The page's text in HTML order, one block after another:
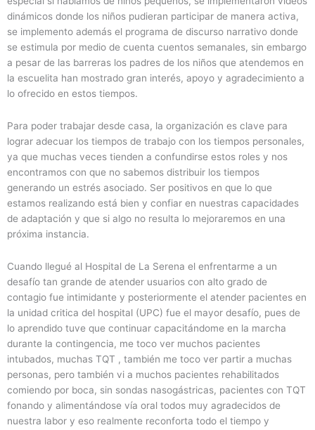
dinámicos donde los niños pudieran participar de manera activa,
se implemento además el programa de discurso narrativo donde
se estimula por medio de cuenta cuentos semanales, sin embargo
a pesar de las barreras los padres de los niños que atendemos en
la escuelita han mostrado gran interés, apoyo y agradecimiento a
lo ofrecido en estos tiempos.
Para poder trabajar desde casa, la organización es clave para
lograr adecuar los tiempos de trabajo con los tiempos personales,
ya que muchas veces tienden a confundirse estos roles y nos
encontramos con que no sabemos distribuir los tiempos
generando un estrés asociado. Ser positivos en que lo que
estamos realizando está bien y confiar en nuestras capacidades
de adaptación y que si algo no resulta lo mejoraremos en una
próxima instancia.
Cuando llegué al Hospital de La Serena el enfrentarme a un
desafío tan grande de atender usuarios con alto grado de
contagio fue intimidante y posteriormente el atender pacientes en
la unidad critica del hospital (UPC) fue el mayor desafío, pues de
lo aprendido tuve que continuar capacitándome en la marcha
durante la contingencia, me toco ver muchos pacientes
intubados, muchas TQT , también me toco ver partir a muchas
personas, pero también vi a muchos pacientes rehabilitados
comiendo por boca, sin sondas nasogástricas, pacientes con TQT
fonando y alimentándose vía oral todos muy agradecidos de
nuestra labor y eso realmente reconforta todo el tiempo y